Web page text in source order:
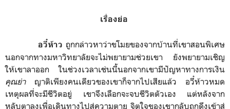
เรื่องย่อ
อวี๋ห้าว ถูกกล่าวหาว่าขโมยของจากบ้านที่เขาสอนพิเศษ
นอกจากทางมหาวิทยาลัยจะไม่พยายามช่วยเขา ยังพยายามเชิญ
ให้เขาลาออก ในช่วงเวลาเช่นนี้นอกจากเขามีปัญหาทางการเงิน
คุณย่า ญาติเพียงคนเดียวของเขาก็จากไปเสียแล้ว อวี๋ห้าวหมด
เหตุผลที่จะมีชีวิตอยู่ เขาจึงเลือกจะจบชีวิตตัวเอง แต่หลังจาก
หลับตาลงเพื่อเดินทางไปสู่ความตาย จิตใจของเขากลับถูกดึงเข้าสู่